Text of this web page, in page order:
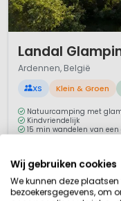
Landal
Ardennen, België
XS Klein & Groen
Natuurcamping met
Kindvriendelijk
15 min wandelen van
Vakantie in de Ardennen?
Camping Spineuse) is een
glampingcamping in de
Wij gebruiken cookies
We kunnen deze
bezoekersgegevens, om